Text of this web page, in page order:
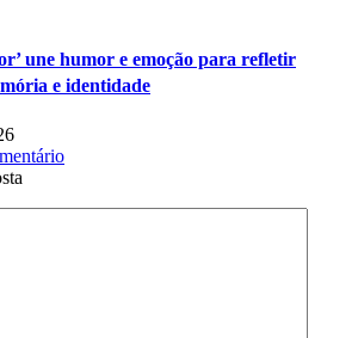
une humor e emoção para refletir
e identidade